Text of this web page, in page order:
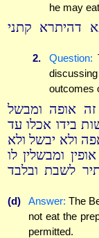
he may
דהיתרא קתני
2. Question:
outcomes
אופה ומבשל
בידו אכלו עד
ולא יבשל ולא
ומבשלין לו
לשבת ובלבד
(d) Answer: The
not eat the
permitted.